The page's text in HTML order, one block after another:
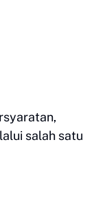
salah satu